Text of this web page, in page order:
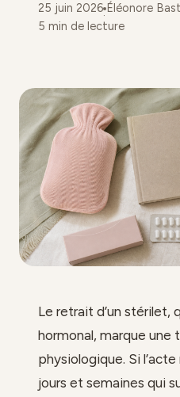
25 juin 2026
·
Éléonore
5 min de lecture
Le retrait d’un stérilet,
hormonal, marque une
physiologique. Si
jours et semaines qui